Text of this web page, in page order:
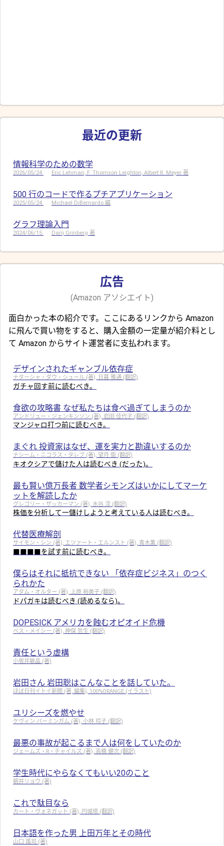
最近の更新
情報科学のための数学
2026/05/24 Eric Lehman, F. Thomson Leighton, Albert R. Meyer 著
500 行のコードで作るプチアプリケーション
2025/05/24 Michael DiBernardo 編
グラフ理論入門
2024/06/15 Darij Grinberg 著
広告
(Amazon アソシエイト)
面白かった本の紹介です。ここにあるリンクから Amazon
に飛んで買い物をすると、購入金額の一定量が紹介料とし
て Amazon からサイト運営者に支払われます。
デザインされたギャンブル依存症
ナターシャ・ダウ・シュール (著), 日暮 雅通 (翻訳)
ガチャ回す前に読むべき。
食欲の攻略書 なぜ私たちは食べ過ぎてしまうのか
アンドリュー・ジェンキンソン (著), 岩田 佳代子 (翻訳)
マンジャロ打つ前に読むべき。
まぐれ 投資家はなぜ、運を実力と勘違いするのか
ナシーム・ニコラス・タレブ (著), 望月 衛 (翻訳)
キオクシアで儲けた人は読むべき (だった)。
最も賢い億万長者 数学者シモンズはいかにしてマーケ
ットを解読したか
グレゴリー・ザッカーマン (著), 水谷 淳 (翻訳)
株価を分析して一儲けしようと考えている人は読むべき。
代替医療解剖
サイモン・シン (著), エツァート・エルンスト (著), 青木薫 (翻訳)
■■■■を試す前に読むべき。
僕らはそれに抵抗できない 「依存症ビジネス」のつく
られかた
アダム・オルター (著), 上原 裕美子 (翻訳)
ドパガキは読むべき (読めるなら)。
DOPESICK アメリカを蝕むオピオイド危機
ベス・メイシー (著), 神保 哲生 (翻訳)
責任という虚構
小坂井敏晶 (著)
岩田さん 岩田聡はこんなことを話していた。
ほぼ日刊イトイ新聞 (著, 編集), 100%ORANGE (イラスト)
ユリシーズを燃やせ
ケヴィン バーミンガム (著), 小林 玲子 (翻訳)
最悪の事故が起こるまで人は何をしていたのか
ジェームズ・R・チャイルズ (著), 高橋 健次 (翻訳)
学生時代にやらなくてもいい20のこと
朝井リョウ (著)
これで駄目なら
カート・ヴォネガット (著), 円城塔 (翻訳)
日本語を作った男 上田万年とその時代
山口 謠司 (著)